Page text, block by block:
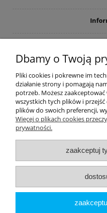
Dive Factory 24-aleja
woj.
tel.12 418 39 59-
pokaż
Sklep
Dbamy o Twoją
Pliki cookies i pokrewne im
działanie strony i pomagają
potrzeb. Możesz
wszystkich tych plików i
plików do swoich preferencji,
Więcej o plikach cookies
prywatności.
zaakceptuj